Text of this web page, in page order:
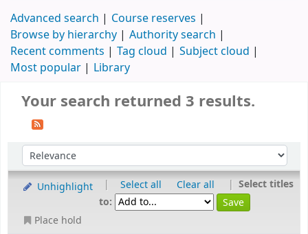
Advanced search
Course reserves
Browse by hierarchy
Authority search
Recent comments
Tag cloud
Subject cloud
Most popular
Library
Your search returned 3 results.
Unhighlight | Select all Clear all | Select titles
to:
Place hold